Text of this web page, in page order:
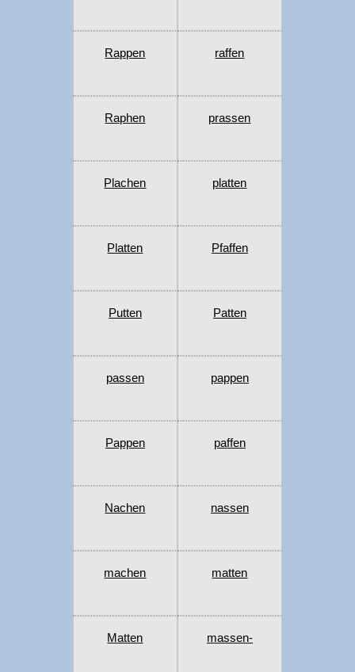
Rappen raffen
Raphen prassen
Plachen platten
Platten Pfaffen
Putten Patten
passen pappen
Pappen paffen
Nachen nassen
machen matten
Matten massen-